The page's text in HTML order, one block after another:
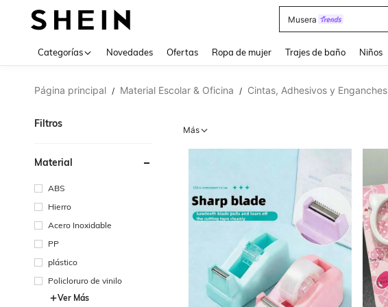
Musera
Categorías Novedades Ofertas Ropa de mujer Trajes de baño Niños
Página principal / Material Escolar & Oficina / Cintas, Adhesivos y Enganches
Filtros
Material
ABS
Hierro
Acero Inoxidable
PP
plástico
Policloruro de vinilo
Ver Más
Más